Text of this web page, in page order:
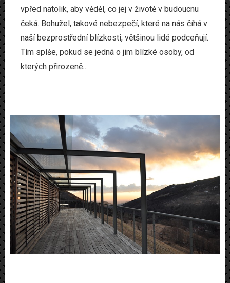
vpřed natolik, aby věděl, co jej v životě v budoucnu
čeká. Bohužel, takové nebezpečí, které na nás číhá v
naší bezprostřední blízkosti, většinou lidé podceňují.
Tím spíše, pokud se jedná o jim blízké osoby, od
kterých přirozeně…